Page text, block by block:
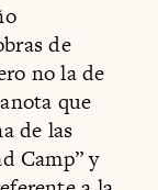
de
no la de
que
de las
Camp” y